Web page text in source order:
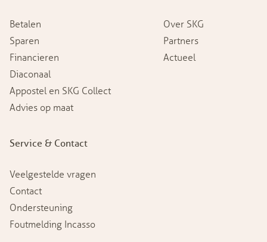
Betalen
Sparen
Financieren
Diaconaal
Appostel en SKG Collect
Advies op maat
Over SKG
Partners
Actueel
Service & Contact
Veelgestelde vragen
Contact
Ondersteuning
Foutmelding Incasso